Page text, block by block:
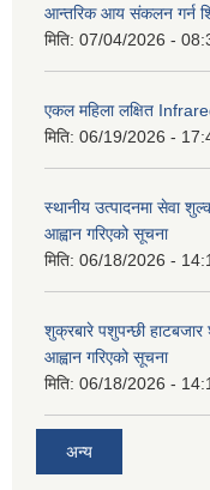
आन्तरिक आय संकलन गर्न
मिति: 07/04/2026 -
एकल महिला लक्षित
मिति: 06/19/2026 -
स्थानीय उत्पादनमा सेवा
आह्वान गरिएको सूचना
मिति: 06/18/2026 -
शुक्रबारे पशुपन्छी
आह्वान गरिएको सूचना
मिति: 06/18/2026 -
अन्य